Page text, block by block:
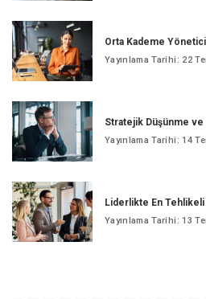
Orta Kademe
Yayınlama Tarihi: 22
Stratejik Düşünme ve
Yayınlama Tarihi: 14
Liderlikte En Tehlikeli
Yayınlama Tarihi: 13